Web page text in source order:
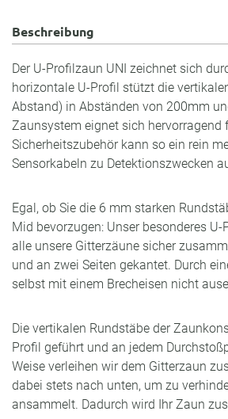
Beschreibung
Der U-Profilzaun UNI zeichnet sich
horizontale U-Profil stützt die
Abstand) in Abständen von 200mm
Zaunsystem eignet sich hervorragend
Sicherheitszubehör kann so ein rein
Sensorkabeln zu Detektionszwecken
Egal, ob Sie die 6 mm starken
Mid bevorzugen: Unser besonderes
alle unsere Gitterzäune sicher
und an zwei Seiten gekantet. Durch
selbst mit einem Brecheisen nicht
Die vertikalen Rundstäbe der
Profil geführt und an jedem
Weise verleihen wir dem Gitterzaun
dabei stets nach unten, um zu
ansammelt. Dadurch wird Ihr Zaun